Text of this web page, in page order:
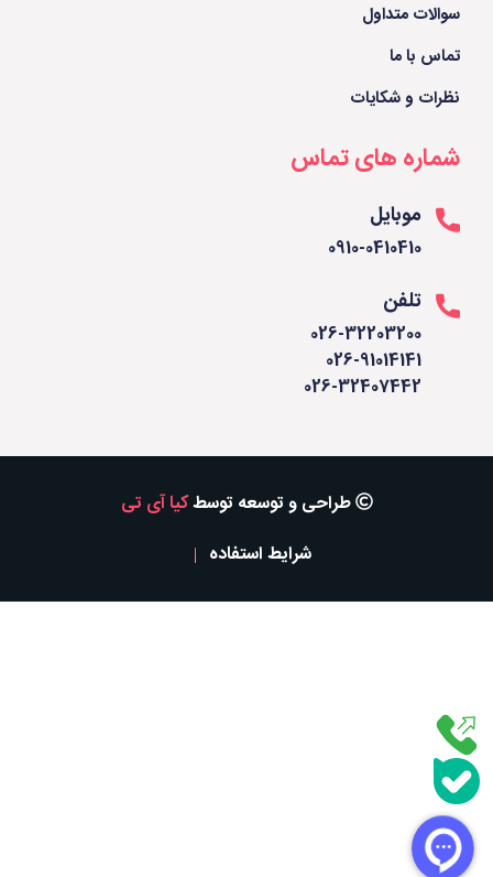
سوالات متداول
تماس با ما
نظرات و شکایات
شماره های تماس
موبایل
0910-0410410
تلفن
026-32203200
026-91014141
026-32407442
طراحی و توسعه توسطکیا آی تی
شرایط استفاده